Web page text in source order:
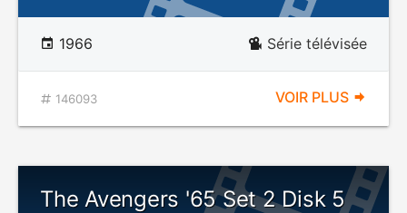
1966 Série télévisée
146093 VOIR PLUS
The Avengers '65 Set 2 Disk 5